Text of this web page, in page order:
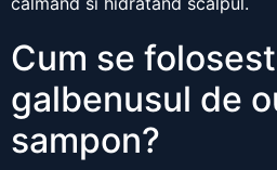
Cum se
galbenusul de
sampon?